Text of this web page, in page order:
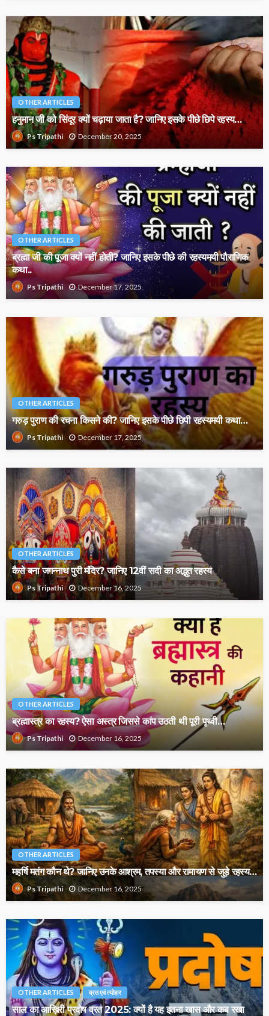
OTHER ARTICLES
हनुमान जी को सिंदूर क्यों चढ़ाया जाता है? जानिए इसके पीछे छिपे रहस्य…
Ps Tripathi December 20, 2025
OTHER ARTICLES
ब्रह्मा जी की पूजा क्यों नहीं होती? जानिए इसके पीछे की रहस्यमयी पौराणिक
कथा..
Ps Tripathi December 17, 2025
OTHER ARTICLES
गरुड़ पुराण की रचना किसने की? जानिए इसके पीछे छिपी रहस्यमयी कथा…
Ps Tripathi December 17, 2025
OTHER ARTICLES
कैसे बना जगन्नाथ पुरी मंदिर? जानिए 12वीं सदी का अद्भुत रहस्य
Ps Tripathi December 16, 2025
OTHER ARTICLES
ब्रह्मास्त्र का रहस्य? ऐसा अस्त्र जिससे कांप उठती थी पूरी पृथ्वी…
Ps Tripathi December 16, 2025
OTHER ARTICLES
महर्षि मतंग कौन थे? जानिए उनके आश्रम, तपस्या और रामायण से जुड़े रहस्य…
Ps Tripathi December 16, 2025
OTHER ARTICLES व्रत एवं त्योहार
साल का आख़िरी प्रदोष व्रत 2025: क्यों है यह इतना खास और कब रखा